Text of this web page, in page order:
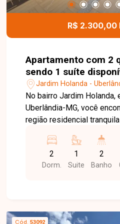
garagem na área
excelente aproveitamento
contato para mais
agende uma visita para
excelente oportunidade.
R$ 2.300,00
Apartamento com 2
sendo 1 suíte
locação no bairro
Holanda em
Jardim Holanda -
No bairro Jardim Holanda,
Uberlândia-MG, você
região residencial
principais vias da cidade e
com supermercados,
farmácias e diversos
de área privativa. O imóvel
2
Dorm.
1
Suite
2
Banho
Cód. 53092